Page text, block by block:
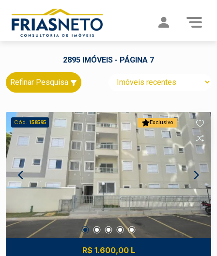
2895 IMÓVEIS - PÁGINA 7
Refinar Pesquisa
Exclusivo
Cód. 158595
R$ 1.600,00 L